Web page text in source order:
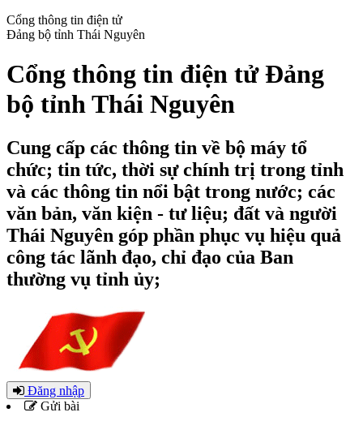
Cổng thông tin điện tử
Đảng bộ tỉnh Thái Nguyên
Cổng thông tin điện tử Đảng
bộ tỉnh Thái Nguyên
Cung cấp các thông tin về bộ máy tổ
chức; tin tức, thời sự chính trị trong tỉnh
và các thông tin nổi bật trong nước; các
văn bản, văn kiện - tư liệu; đất và người
Thái Nguyên góp phần phục vụ hiệu quả
công tác lãnh đạo, chỉ đạo của Ban
thường vụ tỉnh ủy;
Đăng nhập
Gửi bài